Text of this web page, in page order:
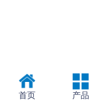
首页 产品